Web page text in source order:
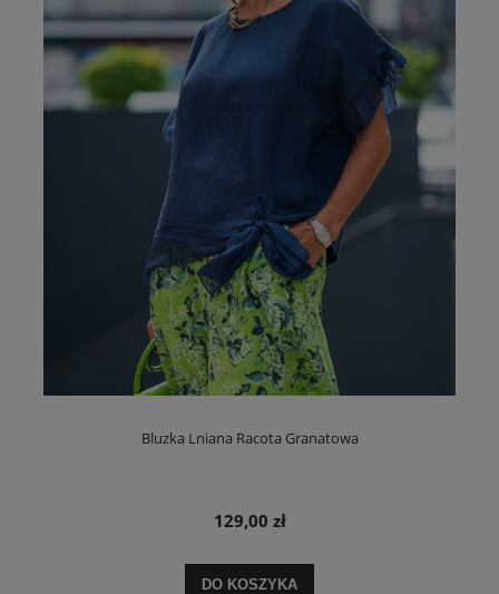
Bluzka Lniana Racota Granatowa
129,00 zł
DO KOSZYKA